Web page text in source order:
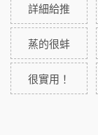
詳細給推
蒸的很蚌
很實用！